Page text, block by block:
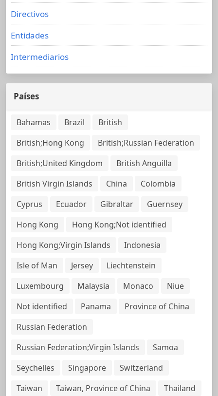
Directivos
Entidades
Intermediarios
Países
Bahamas Brazil
British
British;Hong Kong
British;Russian Federation
British;United Kingdom
British Anguilla
British Virgin Islands
China
Colombia
Cyprus
Ecuador Gibraltar
Guernsey
Hong Kong
Hong Kong;Not identified
Hong Kong;Virgin Islands
Indonesia
Isle of Man
Jersey
Liechtenstein
Luxembourg
Malaysia Monaco
Niue
Not identified
Panama
Province of China
Russian Federation
Russian Federation;Virgin Islands
Samoa
Seychelles
Singapore
Switzerland
Taiwan
Taiwan, Province of China Thailand